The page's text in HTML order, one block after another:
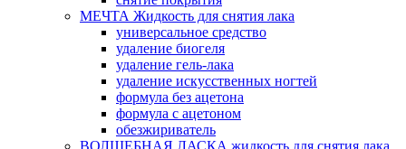
МЕЧТА Жидкость для снятия лака
универсальное средство
удаление биогеля
удаление гель-лака
удаление искусственных ногтей
формула без ацетона
формула с ацетоном
обезжириватель
ВОЛШЕБНАЯ ЛАСКА жидкость для снятия лака